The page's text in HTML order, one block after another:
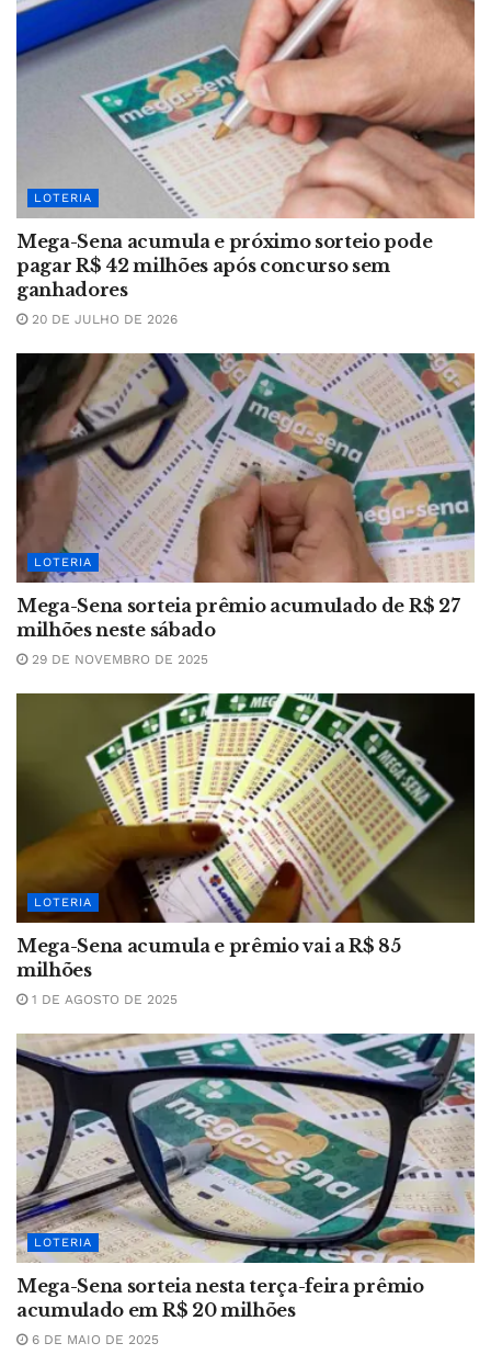
LOTERIA
Mega-Sena acumula e próximo sorteio pode
pagar R$ 42 milhões após concurso sem
ganhadores
20 DE JULHO DE 2026
LOTERIA
Mega-Sena sorteia prêmio acumulado de R$ 27
milhões neste sábado
29 DE NOVEMBRO DE 2025
LOTERIA
Mega-Sena acumula e prêmio vai a R$ 85
milhões
1 DE AGOSTO DE 2025
LOTERIA
Mega-Sena sorteia nesta terça-feira prêmio
acumulado em R$ 20 milhões
6 DE MAIO DE 2025